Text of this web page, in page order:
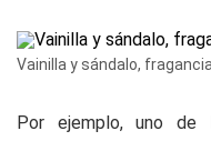
Vainilla y sándalo,
Por ejemplo, uno de